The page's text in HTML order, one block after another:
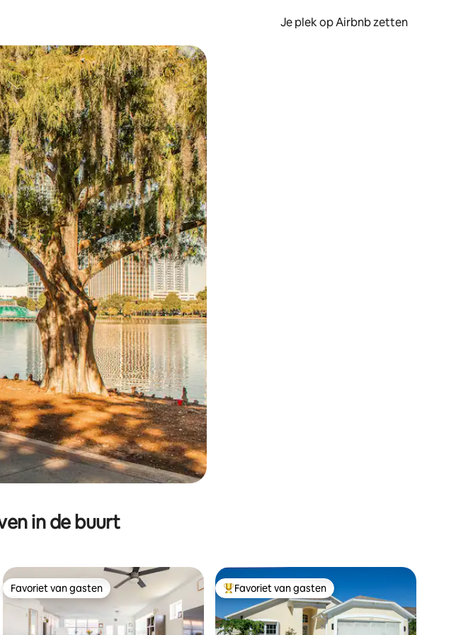
Je plek op Airbnb zetten
en omlaag, óf door te tikken of swipen.
in de buurt
Favoriet van gasten
Favoriet van gasten Topfavoriet van gasten
Favoriet van gasten